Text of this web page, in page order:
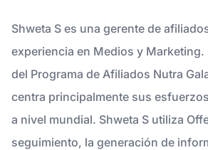
Shweta S es una gerente de
experiencia en Medios y Marketing.
del Programa de Afiliados Nutra
centra principalmente sus
a nivel mundial. Shweta S utiliza
seguimiento, la generación de